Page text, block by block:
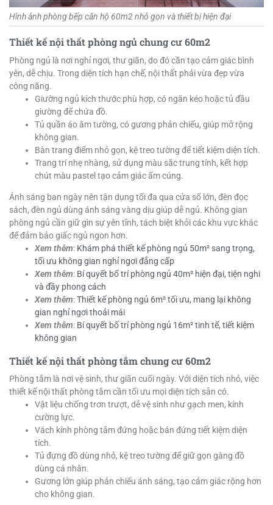
Hình ảnh phòng bếp căn hộ 60m2 nhỏ gọn và thiết bị hiện đại
Thiết kế nội thất phòng ngủ chung cư 60m2
Phòng ngủ là nơi nghỉ ngơi, thư giãn, do đó cần tạo cảm giác bình
yên, dễ chịu. Trong diện tích hạn chế, nội thất phải vừa đẹp vừa
công năng.
Giường ngủ kích thước phù hợp, có ngăn kéo hoặc tủ đầu
giường để chứa đồ.
Tủ quần áo âm tường, có gương phản chiếu, giúp mở rộng
không gian.
Bàn trang điểm nhỏ gọn, kệ treo tường để tiết kiệm diện tích.
Trang trí nhẹ nhàng, sử dụng màu sắc trung tính, kết hợp
chút màu pastel tạo cảm giác ấm cúng.
Ánh sáng ban ngày nên tận dụng tối đa qua cửa sổ lớn, đèn đọc
sách, đèn ngủ dùng ánh sáng vàng dịu giúp dễ ngủ. Không gian
phòng ngủ cần giữ gìn sự yên tĩnh, tách biệt khỏi các khu vực khác
để đảm bảo giấc ngủ ngon hơn.
Xem thêm: Khám phá thiết kế phòng ngủ 50m² sang trọng,
tối ưu không gian nghỉ ngơi đẳng cấp
Xem thêm: Bí quyết bố trí phòng ngủ 40m² hiện đại, tiện nghi
và đầy phong cách
Xem thêm:Thiết kế phòng ngủ 6m² tối ưu, mang lại không
gian nghỉ ngơi thoải mái
Xem thêm: Bí quyết bố trí phòng ngủ 16m² tinh tế, tiết kiệm
không gian
Thiết kế nội thất phòng tắm chung cư 60m2
Phòng tắm là nơi vệ sinh, thư giãn cuối ngày. Với diện tích nhỏ, việc
thiết kế nội thất phòng tắm cần tối ưu mọi diện tích sẵn có.
Vật liệu chống trơn trượt, dễ vệ sinh như gạch men, kính
cường lực.
Vách kính phòng tắm đứng hoặc bán đứng tiết kiệm diện
tích.
Tủ đựng đồ dùng nhỏ, kệ treo tường để giữ gọn gàng đồ
dùng cá nhân.
Gương lớn giúp phản chiếu ánh sáng, tạo cảm giác rộng hơn
cho không gian.